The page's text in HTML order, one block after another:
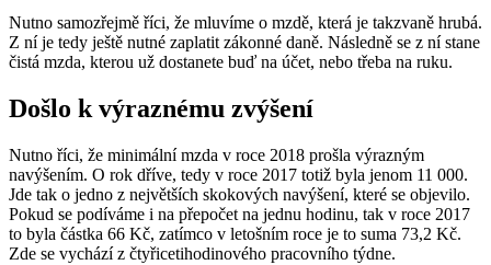
Nutno samozřejmě říci, že mluvíme o mzdě, která je takzvaně hrubá.
Z ní je tedy ještě nutné zaplatit zákonné daně. Následně se z ní stane
čistá mzda, kterou už dostanete buď na účet, nebo třeba na ruku.
Došlo k výraznému zvýšení
Nutno říci, že minimální mzda v roce 2018 prošla výrazným
navýšením. O rok dříve, tedy v roce 2017 totiž byla jenom 11 000.
Jde tak o jedno z největších skokových navýšení, které se objevilo.
Pokud se podíváme i na přepočet na jednu hodinu, tak v roce 2017
to byla částka 66 Kč, zatímco v letošním roce je to suma 73,2 Kč.
Zde se vychází z čtyřicetihodinového pracovního týdne.